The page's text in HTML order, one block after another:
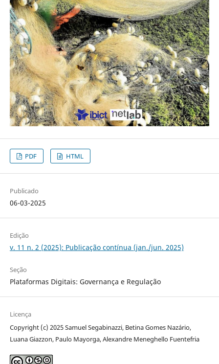
PDF HTML
Publicado
06-03-2025
Edição
v. 11 n. 2 (2025): Publicação contínua (jan./jun. 2025)
Seção
Plataformas Digitais: Governança e Regulação
Licença
Copyright (c) 2025 Samuel Segabinazzi, Betina Gomes Nazário,
Luana Giazzon, Paulo Mayorga, Alexandre Meneghello Fuentefria